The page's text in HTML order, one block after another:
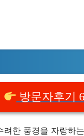
방문자후기
한 풍경을 자랑하